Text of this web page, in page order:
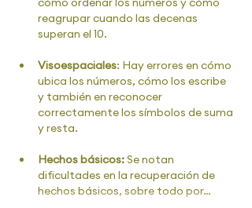
reagrupar cuando las decenas
superan el 10.
Visoespaciales: Hay errores en cómo
ubica los números, cómo los escribe
y también en reconocer
correctamente los símbolos de suma
y resta.
Hechos básicos: Se notan
dificultades en la recuperación de
hechos básicos, sobre todo por…